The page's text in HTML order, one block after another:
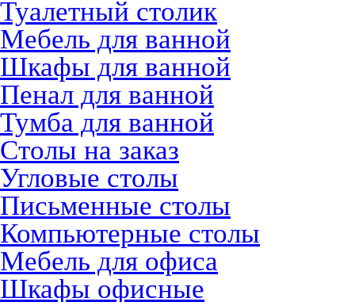
Туалетный столик
Мебель для ванной
Шкафы для ванной
Пенал для ванной
Тумба для ванной
Столы на заказ
Угловые столы
Письменные столы
Компьютерные столы
Мебель для офиса
Шкафы офисные